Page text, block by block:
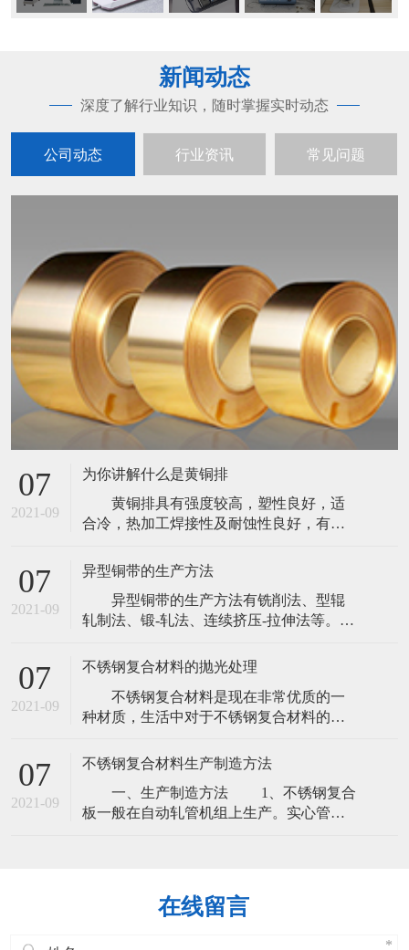
新闻动态
深度了解行业知识，随时掌握实时动态
公司动态 行业资讯 常见问题
07
2021-09
为你讲解什么是黄铜排
黄铜排具有强度较高，塑性良好，适
合冷，热加工焊接性及耐蚀性良好，有良
良好，焊接性，耐蚀性良好，由铜锌两种
元素合成的，叫普通黄通，由两种以上元
素合成的叫特殊黄铜，根本其组成的元素
和铜组成的比例，其性能也不同，同时黄
格。
07
2021-09
异型铜带的生产方法
异型铜带的生产方法有铣削法、型辊
轧制法、锻-轧法、连续挤压-拉伸法等。
优点：尺寸精确，没有应力问题。
大。 2、型辊轧制法需铸造相似形的带
坯。 缺点：这种铸造带坯表面质量难
07
2021-09
不锈钢复合材料的抛光处理
不锈钢复合材料是现在非常优质的一
种材质，生活中对于不锈钢复合材料的需
都会有不锈钢复合材料的注意。不锈钢复
一次，复合金属材料厂家就来说一说不锈
钢复合材料的抛光处理。 1、机械抛
07
2021-09
不锈钢复合材料生产制造方法
一、生产制造方法 1、不锈钢复合
板一般在自动轧管机组上生产。实心管坯
断旋转和前进，在轧辊和顶头的作用下，
管坯内部逐渐形成空腔，称毛管。再送至
在线留言